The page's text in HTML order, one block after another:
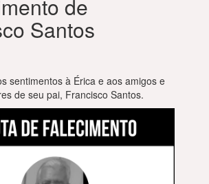
de
Santos
sentimentos à Érica e aos amigos e
de seu pai, Francisco Santos.